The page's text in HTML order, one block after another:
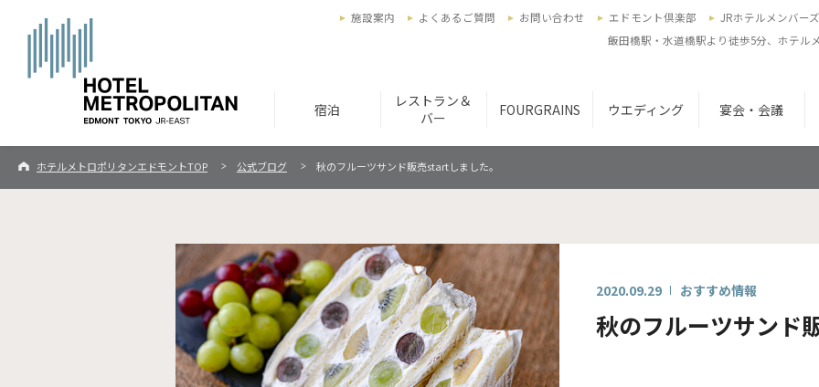
宿泊
レストラン＆
バー
FOURGRAINS ウエディング 宴会・会議
施設案内 よくあるご質問 お問い合わせ エドモント倶楽部 JRホテルメンバーズ
飯田橋駅・水道橋駅より徒歩5分、ホテル
ホテルメトロポリタンエドモントTOP 公式ブログ 秋のフルーツサンド販売startしました。
2020.09.29 おすすめ情報
秋のフルーツサンド